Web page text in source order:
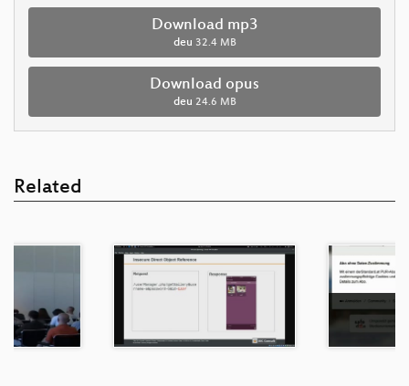
Download mp3
deu 32.4 MB
Download opus
deu 24.6 MB
Related